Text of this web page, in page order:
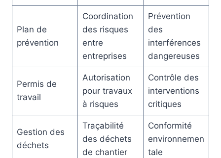
Plan de
prévention
Coordination
des risques
entre
entreprises
Prévention
des
interférences
dangereuses
Permis de
travail
Autorisation
pour travaux
à risques
Contrôle des
interventions
critiques
Gestion des
déchets
Traçabilité
des déchets
de chantier
Conformité
environnemen
tale